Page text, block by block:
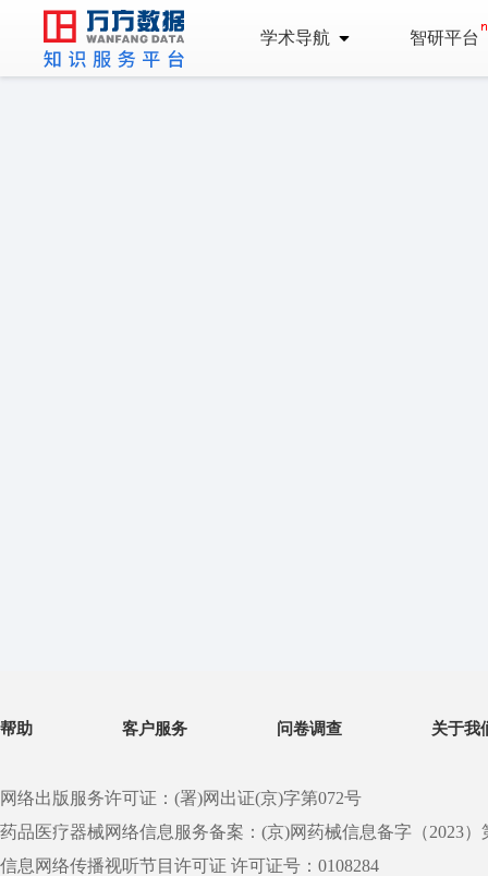
学术导航 智研平台
帮助 客户服务 问卷调查 关于我
网络出版服务许可证：(署)网出证(京)字第072号
药品医疗器械网络信息服务备案：(京)网药械信息备字（2023）
信息网络传播视听节目许可证 许可证号：0108284